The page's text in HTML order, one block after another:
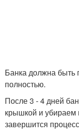
Банка должна быть
полностью.
После 3 - 4 дней
крышкой и убираем
завершится